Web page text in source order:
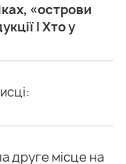
«острови
| Хто у
друге місце на